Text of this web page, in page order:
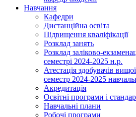
Навчання
Кафедри
Дистанційна освіта
Підвищення кваліфікації
Розклад занять
Розклад заліково-
семестрі 2024-2025 н.р.
Атестація здобувачів
семестр 2024-2025
Акредитація
Освітні програми і
Навчальні плани
Робочі програми